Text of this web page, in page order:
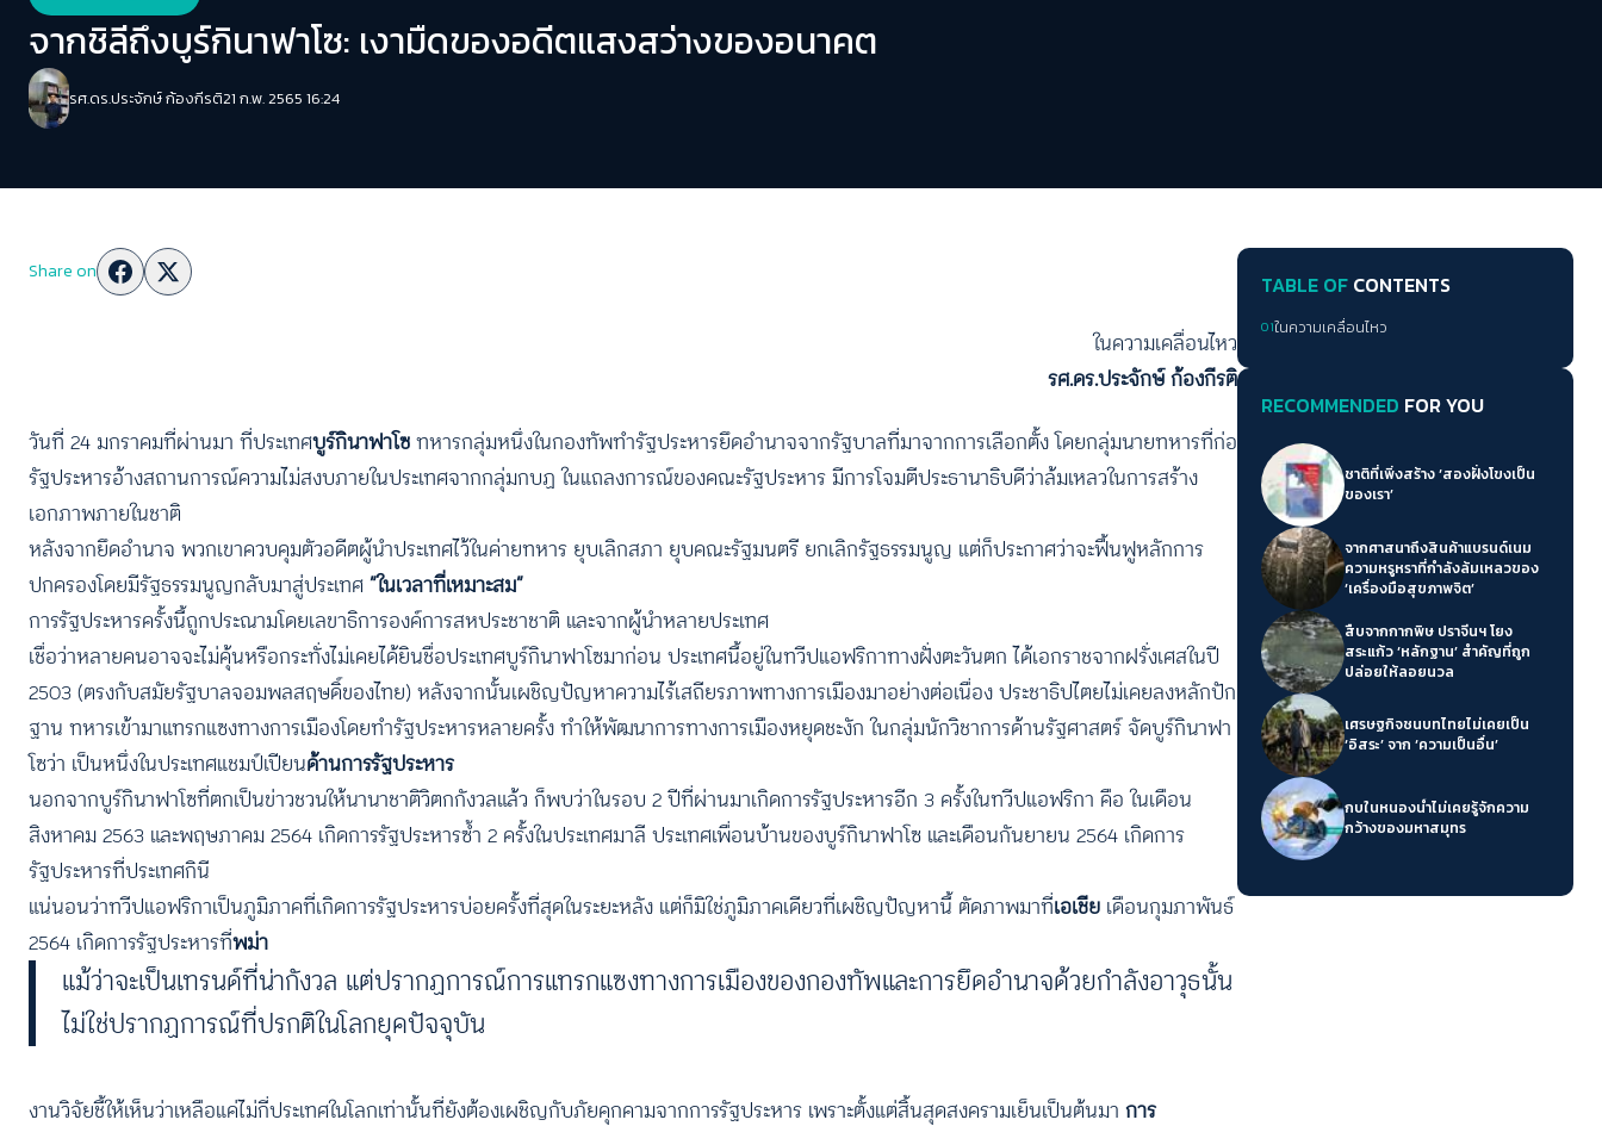
จากชิลีถึงบูร์กินาฟาโซ: เงามืดของอดีตแสงสว่างของอนาคต
รศ.ดร.ประจักษ์ ก้องกีรติ21 ก.พ. 2565 16:24
Share on
ในความเคลื่อนไหว
รศ.ดร.ประจักษ์ ก้องกีรติ
วันที่ 24 มกราคมที่ผ่านมา ที่ประเทศบูร์กินาฟาโซทหารกลุ่มหนึ่งในกองทัพทำรัฐประหารยึดอำนาจจากรัฐบาลที่มาจากการเลือกตั้ง โดยกลุ่มนายทหารที่ก่อ
รัฐประหารอ้างสถานการณ์ความไม่สงบภายในประเทศจากกลุ่มกบฏ ในแถลงการณ์ของคณะรัฐประหาร มีการโจมตีประธานาธิบดีว่าล้มเหลวในการสร้าง
เอกภาพภายในชาติ
หลังจากยึดอำนาจ พวกเขาควบคุมตัวอดีตผู้นำประเทศไว้ในค่ายทหาร ยุบเลิกสภา ยุบคณะรัฐมนตรี ยกเลิกรัฐธรรมนูญ แต่ก็ประกาศว่าจะฟื้นฟูหลักการ
ปกครองโดยมีรัฐธรรมนูญกลับมาสู่ประเทศ“ในเวลาที่เหมาะสม”
การรัฐประหารครั้งนี้ถูกประณามโดยเลขาธิการองค์การสหประชาชาติ และจากผู้นำหลายประเทศ
เชื่อว่าหลายคนอาจจะไม่คุ้นหรือกระทั่งไม่เคยได้ยินชื่อประเทศบูร์กินาฟาโซมาก่อน ประเทศนี้อยู่ในทวีปแอฟริกาทางฝั่งตะวันตก ได้เอกราชจากฝรั่งเศสในปี
2503 (ตรงกับสมัยรัฐบาลจอมพลสฤษดิ์ของไทย) หลังจากนั้นเผชิญปัญหาความไร้เสถียรภาพทางการเมืองมาอย่างต่อเนื่อง ประชาธิปไตยไม่เคยลงหลักปัก
ฐาน ทหารเข้ามาแทรกแซงทางการเมืองโดยทำรัฐประหารหลายครั้ง ทำให้พัฒนาการทางการเมืองหยุดชะงัก ในกลุ่มนักวิชาการด้านรัฐศาสตร์ จัดบูร์กินาฟา
โซว่า เป็นหนึ่งในประเทศแชมป์เปียนด้านการรัฐประหาร
นอกจากบูร์กินาฟาโซที่ตกเป็นข่าวชวนให้นานาชาติวิตกกังวลแล้ว ก็พบว่าในรอบ 2 ปีที่ผ่านมาเกิดการรัฐประหารอีก 3 ครั้งในทวีปแอฟริกา คือ ในเดือน
สิงหาคม 2563 และพฤษภาคม 2564 เกิดการรัฐประหารซ้ำ 2 ครั้งในประเทศมาลี ประเทศเพื่อนบ้านของบูร์กินาฟาโซ และเดือนกันยายน 2564 เกิดการ
รัฐประหารที่ประเทศกินี
แน่นอนว่าทวีปแอฟริกาเป็นภูมิภาคที่เกิดการรัฐประหารบ่อยครั้งที่สุดในระยะหลัง แต่ก็มิใช่ภูมิภาคเดียวที่เผชิญปัญหานี้ ตัดภาพมาที่เอเชีย เดือนกุมภาพันธ์
2564 เกิดการรัฐประหารที่พม่า
แม้ว่าจะเป็นเทรนด์ที่น่ากังวล แต่ปรากฏการณ์การแทรกแซงทางการเมืองของกองทัพและการยึดอำนาจด้วยกำลังอาวุธนั้น
ไม่ใช่ปรากฏการณ์ที่ปรกติในโลกยุคปัจจุบัน
งานวิจัยชี้ให้เห็นว่าเหลือแค่ไม่กี่ประเทศในโลกเท่านั้นที่ยังต้องเผชิญกับภัยคุกคามจากการรัฐประหาร เพราะตั้งแต่สิ้นสุดสงครามเย็นเป็นต้นมา การ
TABLE OF CONTENTS
01ในความเคลื่อนไหว
RECOMMENDED FOR YOU
ชาติที่เพิ่งสร้าง ‘สองฝั่งโขงเป็น
ของเรา’
จากศาสนาถึงสินค้าแบรนด์เนม
ความหรูหราที่กำลังล้มเหลวของ
‘เครื่องมือสุขภาพจิต’
สืบจากกากพิษ ปราจีนฯ โยง
สระแก้ว ‘หลักฐาน’ สำคัญที่ถูก
ปล่อยให้ลอยนวล
เศรษฐกิจชนบทไทยไม่เคยเป็น
‘อิสระ’ จาก ‘ความเป็นอื่น’
กบในหนองน้ำไม่เคยรู้จักความ
กว้างของมหาสมุทร